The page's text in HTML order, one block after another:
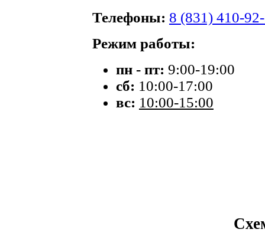
Телефоны: 8 (831) 410-
Режим работы:
пн - пт: 9:00-19:00
сб: 10:00-17:00
вс: 10:00-15:00